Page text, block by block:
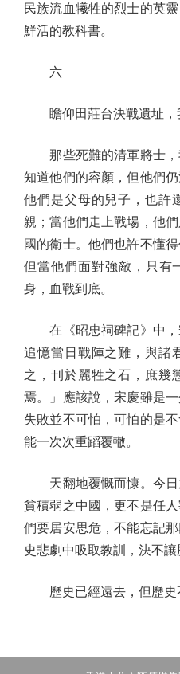
民族流血犧牲的烈士的英
鮮活的教科書。
六
瞻仰田莊台決戰遺址，
那些死難的清軍將士，
知道他們的容顏，但他們
他們是父母的兒子，也許
親；當他們走上戰場，他
國的衛士。他們也許不懂
但當他們面對強敵，只
身，血戰到底。
在《昭忠祠碑記》中，
追憶當日戰陣之難，與諸
之，刊於麗牲之石，庶幾
焉。」應該說，宋慶雖是
失敗並不可怕，可怕的是
能一次次重蹈覆轍。
天翻地覆慨而慷。今日
貧積弱之中國，更不是任
們要居安思危，不能忘記
史悲劇中吸取教訓，決不讓
歷史已經遠去，但歷史